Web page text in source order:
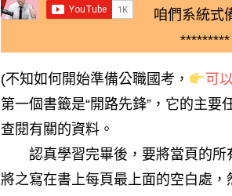
咱們系統式
(不知如何開始準備公職國考，
可
第一個書籤是“開路先鋒”，它的主
查閱有關的資料。
認真學習完畢後，要將當頁的所
將之寫在書上每頁最上面的空白處